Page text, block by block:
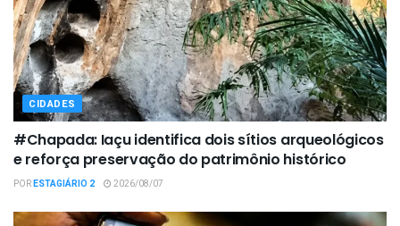
CIDADES
#Chapada: Iaçu identifica dois sítios arqueológicos
e reforça preservação do patrimônio histórico
PORESTAGIÁRIO 2 2026/08/07